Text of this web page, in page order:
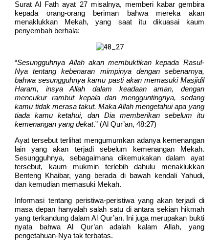
Surat Al Fath ayat 27 misalnya, memberi kabar gembira
kepada orang-orang beriman bahwa mereka akan
menaklukkan Mekah, yang saat itu dikuasai kaum
penyembah berhala:
“Sesungguhnya Allah akan membuktikan kepada Rasul-
Nya tentang kebenaran mimpinya dengan sebenarnya,
bahwa sesungguhnya kamu pasti akan memasuki Masjidil
Haram, insya Allah dalam keadaan aman, dengan
mencukur rambut kepala dan mengguntingnya, sedang
kamu tidak merasa takut. Maka Allah mengetahui apa yang
tiada kamu ketahui, dan Dia memberikan sebelum itu
kemenangan yang dekat.” (Al Qur’an, 48:27)
Ayat tersebut terlihat mengumumkan adanya kemenangan
lain yang akan terjadi sebelum kemenangan Mekah.
Sesungguhnya, sebagaimana dikemukakan dalam ayat
tersebut, kaum mukmin terlebih dahulu menaklukkan
Benteng Khaibar, yang berada di bawah kendali Yahudi,
dan kemudian memasuki Mekah.
Informasi tentang peristiwa-peristiwa yang akan terjadi di
masa depan hanyalah salah satu di antara sekian hikmah
yang terkandung dalam Al Qur’an. Ini juga merupakan bukti
nyata bahwa Al Qur’an adalah kalam Allah, yang
pengetahuan-Nya tak terbatas.